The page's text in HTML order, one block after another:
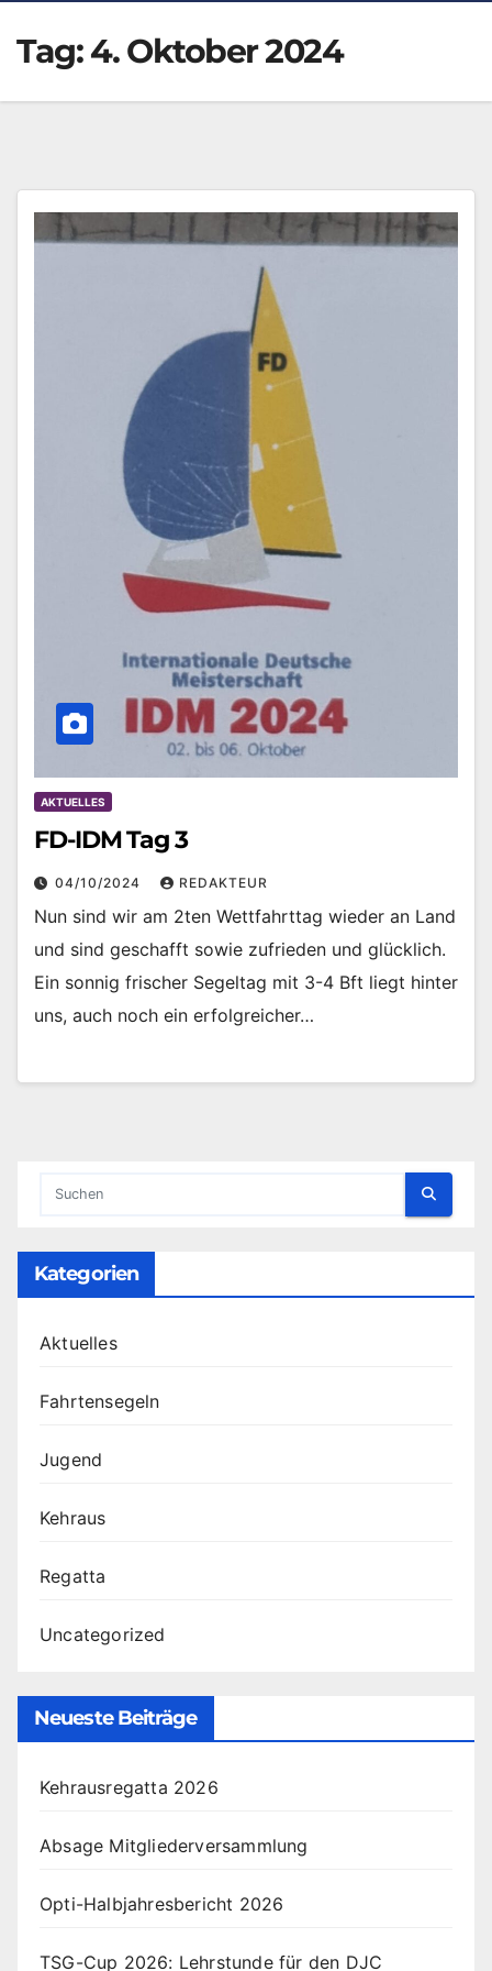
Tag:4. Oktober 2024
AKTUELLES
FD-IDM Tag 3
04/10/2024 REDAKTEUR
Nun sind wir am 2ten Wettfahrttag wieder an Land
und sind geschafft sowie zufrieden und glücklich.
Ein sonnig frischer Segeltag mit 3-4 Bft liegt hinter
uns, auch noch ein erfolgreicher…
Kategorien
Aktuelles
Fahrtensegeln
Jugend
Kehraus
Regatta
Uncategorized
Neueste Beiträge
Kehrausregatta 2026
Absage Mitgliederversammlung
Opti-Halbjahresbericht 2026
TSG-Cup 2026: Lehrstunde für den DJC